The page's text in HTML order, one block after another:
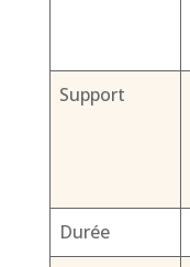
Support
Durée